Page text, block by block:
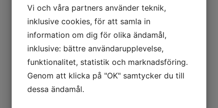
Föranmäl ert deltagande via mail
till bertil.lennartsson@gmail.com eller i
brevlåda Almstigen 20, senast en dag innan
stämman.
Glöm inte fullmakten! Om så behövs!
Vi och våra partners använder teknik,
inklusive cookies, för att samla in
information om dig för olika ändamål,
inklusive: bättre användarupplevelse,
funktionalitet, statistik och marknadsföring.
Genom att klicka på "OK" samtycker du till
dessa ändamål.